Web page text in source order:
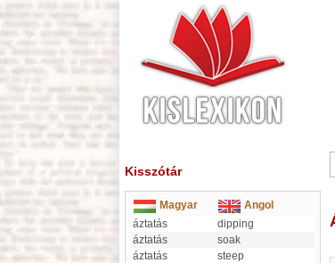
Kisszótár
Magyar
Angol
áztatás
dipping
áztatás
soak
áztatás
steep